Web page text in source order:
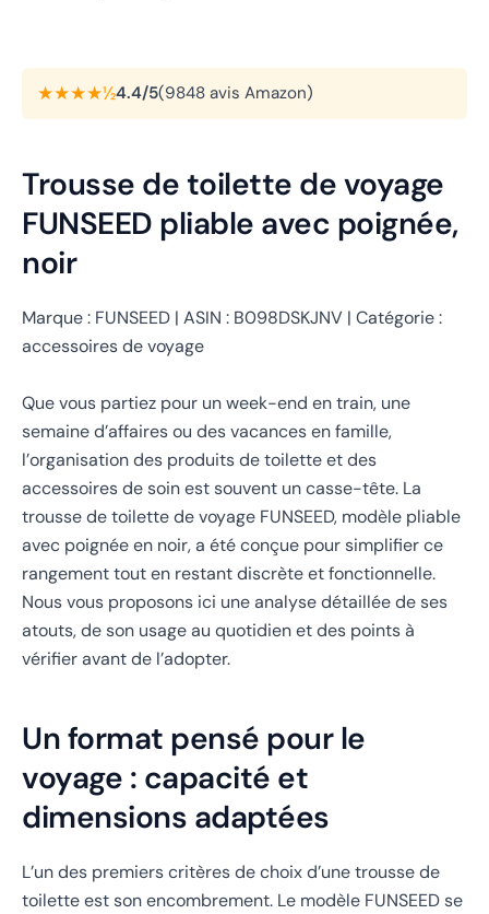
★★★★½4.4/5(9848 avis Amazon)
Trousse de toilette de voyage
FUNSEED pliable avec poignée,
noir
Marque : FUNSEED | ASIN : B098DSKJNV | Catégorie :
accessoires de voyage
Que vous partiez pour un week-end en train, une
semaine d’affaires ou des vacances en famille,
l’organisation des produits de toilette et des
accessoires de soin est souvent un casse-tête. La
trousse de toilette de voyage FUNSEED, modèle pliable
avec poignée en noir, a été conçue pour simplifier ce
rangement tout en restant discrète et fonctionnelle.
Nous vous proposons ici une analyse détaillée de ses
atouts, de son usage au quotidien et des points à
vérifier avant de l’adopter.
Un format pensé pour le
voyage : capacité et
dimensions adaptées
L’un des premiers critères de choix d’une trousse de
toilette est son encombrement. Le modèle FUNSEED se